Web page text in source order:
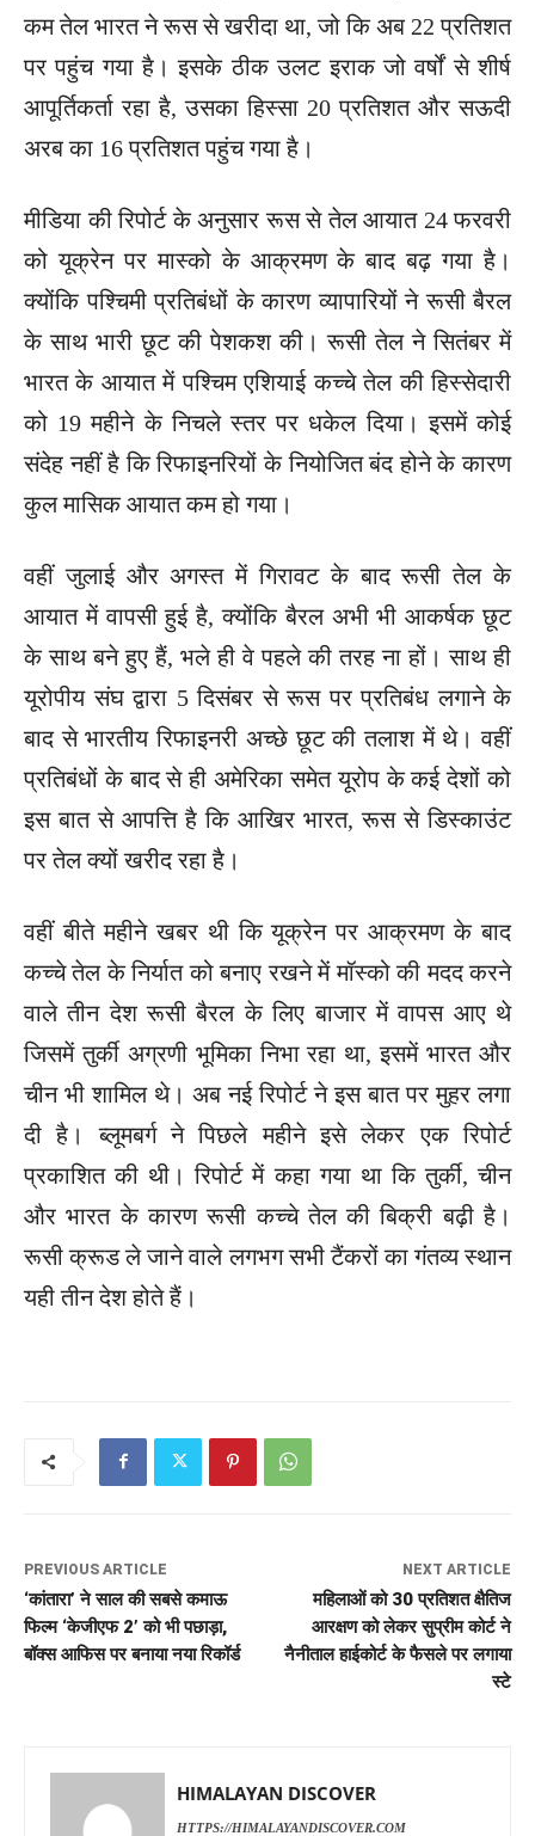
कम तेल भारत ने रूस से खरीदा था, जो कि अब 22 प्रतिशत
पर पहुंच गया है। इसके ठीक उलट इराक जो वर्षों से शीर्ष
आपूर्तिकर्ता रहा है, उसका हिस्सा 20 प्रतिशत और सऊदी
अरब का 16 प्रतिशत पहुंच गया है।
मीडिया की रिपोर्ट के अनुसार रूस से तेल आयात 24 फरवरी
को यूक्रेन पर मास्को के आक्रमण के बाद बढ़ गया है।
क्योंकि पश्चिमी प्रतिबंधों के कारण व्यापारियों ने रूसी बैरल
के साथ भारी छूट की पेशकश की। रूसी तेल ने सितंबर में
भारत के आयात में पश्चिम एशियाई कच्चे तेल की हिस्सेदारी
को 19 महीने के निचले स्तर पर धकेल दिया। इसमें कोई
संदेह नहीं है कि रिफाइनरियों के नियोजित बंद होने के कारण
कुल मासिक आयात कम हो गया।
वहीं जुलाई और अगस्त में गिरावट के बाद रूसी तेल के
आयात में वापसी हुई है, क्योंकि बैरल अभी भी आकर्षक छूट
के साथ बने हुए हैं, भले ही वे पहले की तरह ना हों। साथ ही
यूरोपीय संघ द्वारा 5 दिसंबर से रूस पर प्रतिबंध लगाने के
बाद से भारतीय रिफाइनरी अच्छे छूट की तलाश में थे। वहीं
प्रतिबंधों के बाद से ही अमेरिका समेत यूरोप के कई देशों को
इस बात से आपत्ति है कि आखिर भारत, रूस से डिस्काउंट
पर तेल क्यों खरीद रहा है।
वहीं बीते महीने खबर थी कि यूक्रेन पर आक्रमण के बाद
कच्चे तेल के निर्यात को बनाए रखने में मॉस्को की मदद करने
वाले तीन देश रूसी बैरल के लिए बाजार में वापस आए थे
जिसमें तुर्की अग्रणी भूमिका निभा रहा था, इसमें भारत और
चीन भी शामिल थे। अब नई रिपोर्ट ने इस बात पर मुहर लगा
दी है। ब्लूमबर्ग ने पिछले महीने इसे लेकर एक रिपोर्ट
प्रकाशित की थी। रिपोर्ट में कहा गया था कि तुर्की, चीन
और भारत के कारण रूसी कच्चे तेल की बिक्री बढ़ी है।
रूसी क्रूड ले जाने वाले लगभग सभी टैंकरों का गंतव्य स्थान
यही तीन देश होते हैं।
PREVIOUS ARTICLE
‘कांतारा’ ने साल की सबसे कमाऊ
फिल्म ‘केजीएफ 2’ को भी पछाड़ा,
बॉक्स आफिस पर बनाया नया रिकॉर्ड
NEXT ARTICLE
महिलाओं को 30 प्रतिशत क्षैतिज
आरक्षण को लेकर सुप्रीम कोर्ट ने
नैनीताल हाईकोर्ट के फैसले पर लगाया
स्टे
HIMALAYAN DISCOVER
HTTPS://HIMALAYANDISCOVER.COM